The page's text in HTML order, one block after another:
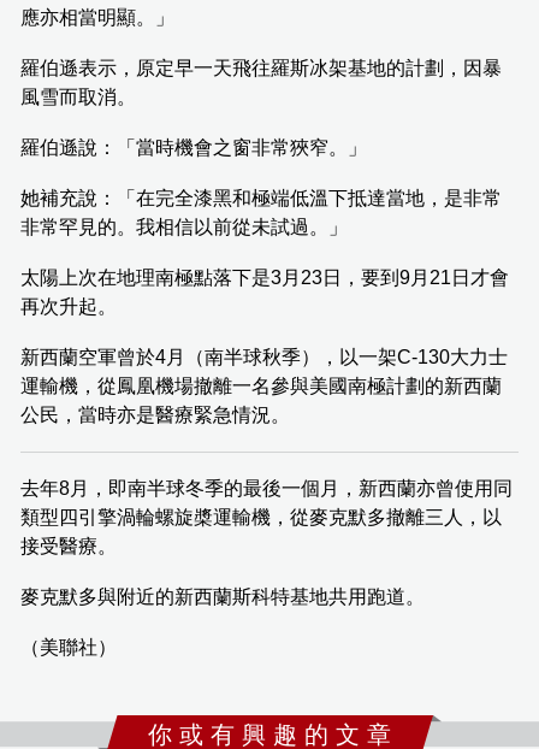
應亦相當明顯。」
羅伯遜表示，原定早一天飛往羅斯冰架基地的計劃，因暴
風雪而取消。
羅伯遜說：「當時機會之窗非常狹窄。」
她補充說：「在完全漆黑和極端低溫下抵達當地，是非常
非常罕見的。我相信以前從未試過。」
太陽上次在地理南極點落下是3月23日，要到9月21日才會
再次升起。
新西蘭空軍曾於4月（南半球秋季），以一架C-130大力士
運輸機，從鳳凰機場撤離一名參與美國南極計劃的新西蘭
公民，當時亦是醫療緊急情況。
去年8月，即南半球冬季的最後一個月，新西蘭亦曾使用同
類型四引擎渦輪螺旋槳運輸機，從麥克默多撤離三人，以
接受醫療。
麥克默多與附近的新西蘭斯科特基地共用跑道。
（美聯社）
你 或 有 興 趣 的 文 章